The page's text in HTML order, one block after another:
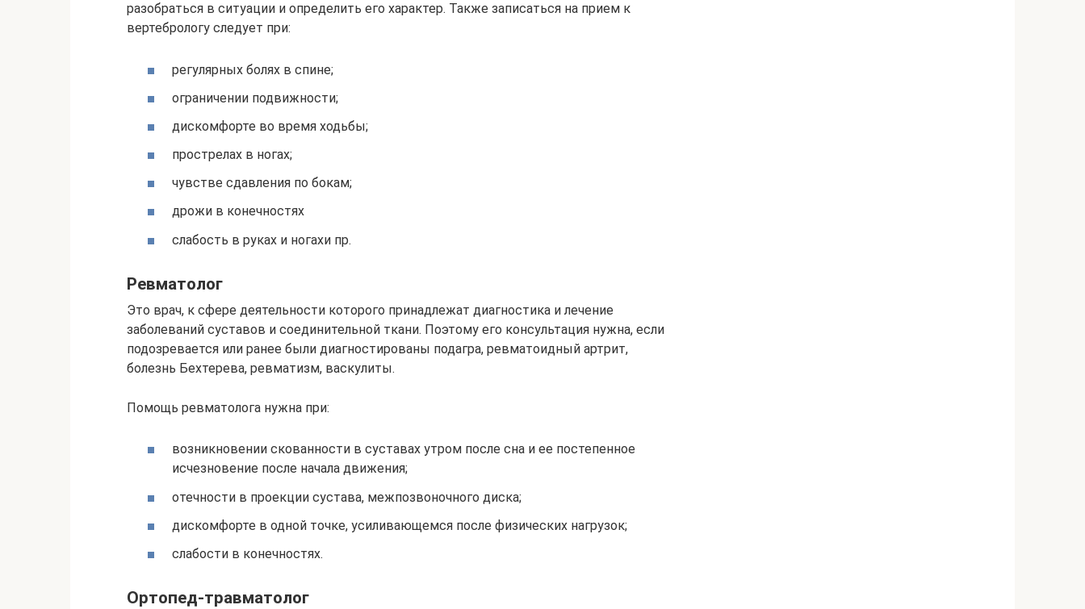
разобраться в ситуации и определить его характер. Также записаться на прием к
вертебрологу следует при:
регулярных болях в спине;
ограничении подвижности;
дискомфорте во время ходьбы;
прострелах в ногах;
чувстве сдавления по бокам;
дрожи в конечностях
слабость в руках и ногахи пр.
Ревматолог
Это врач, к сфере деятельности которого принадлежат диагностика и лечение
заболеваний суставов и соединительной ткани. Поэтому его консультация нужна, если
подозревается или ранее были диагностированы подагра, ревматоидный артрит,
болезнь Бехтерева, ревматизм, васкулиты.
Помощь ревматолога нужна при:
возникновении скованности в суставах утром после сна и ее постепенное
исчезновение после начала движения;
отечности в проекции сустава, межпозвоночного диска;
дискомфорте в одной точке, усиливающемся после физических нагрузок;
слабости в конечностях.
Ортопед-травматолог